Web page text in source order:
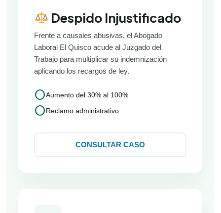
Despido Injustificado
Frente a causales abusivas, el Abogado
Laboral El Quisco acude al Juzgado del
Trabajo para multiplicar su indemnización
aplicando los recargos de ley.
circleAumento del 30% al 100%
circleReclamo administrativo
CONSULTAR CASO